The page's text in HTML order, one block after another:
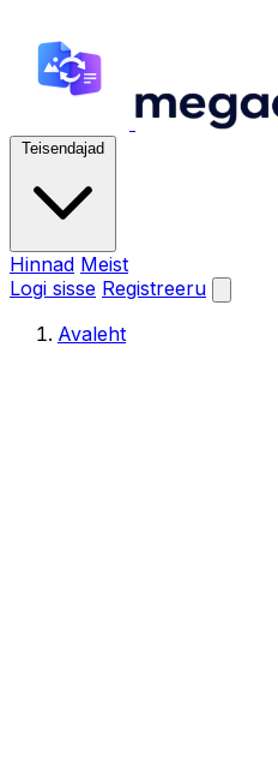
Teisendajad
Hinnad Meist
Logi sisse Registreeru
Avaleht